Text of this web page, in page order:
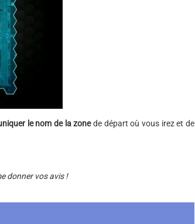
le nom de la zonede départ où vous irez et de
donner vos avis !